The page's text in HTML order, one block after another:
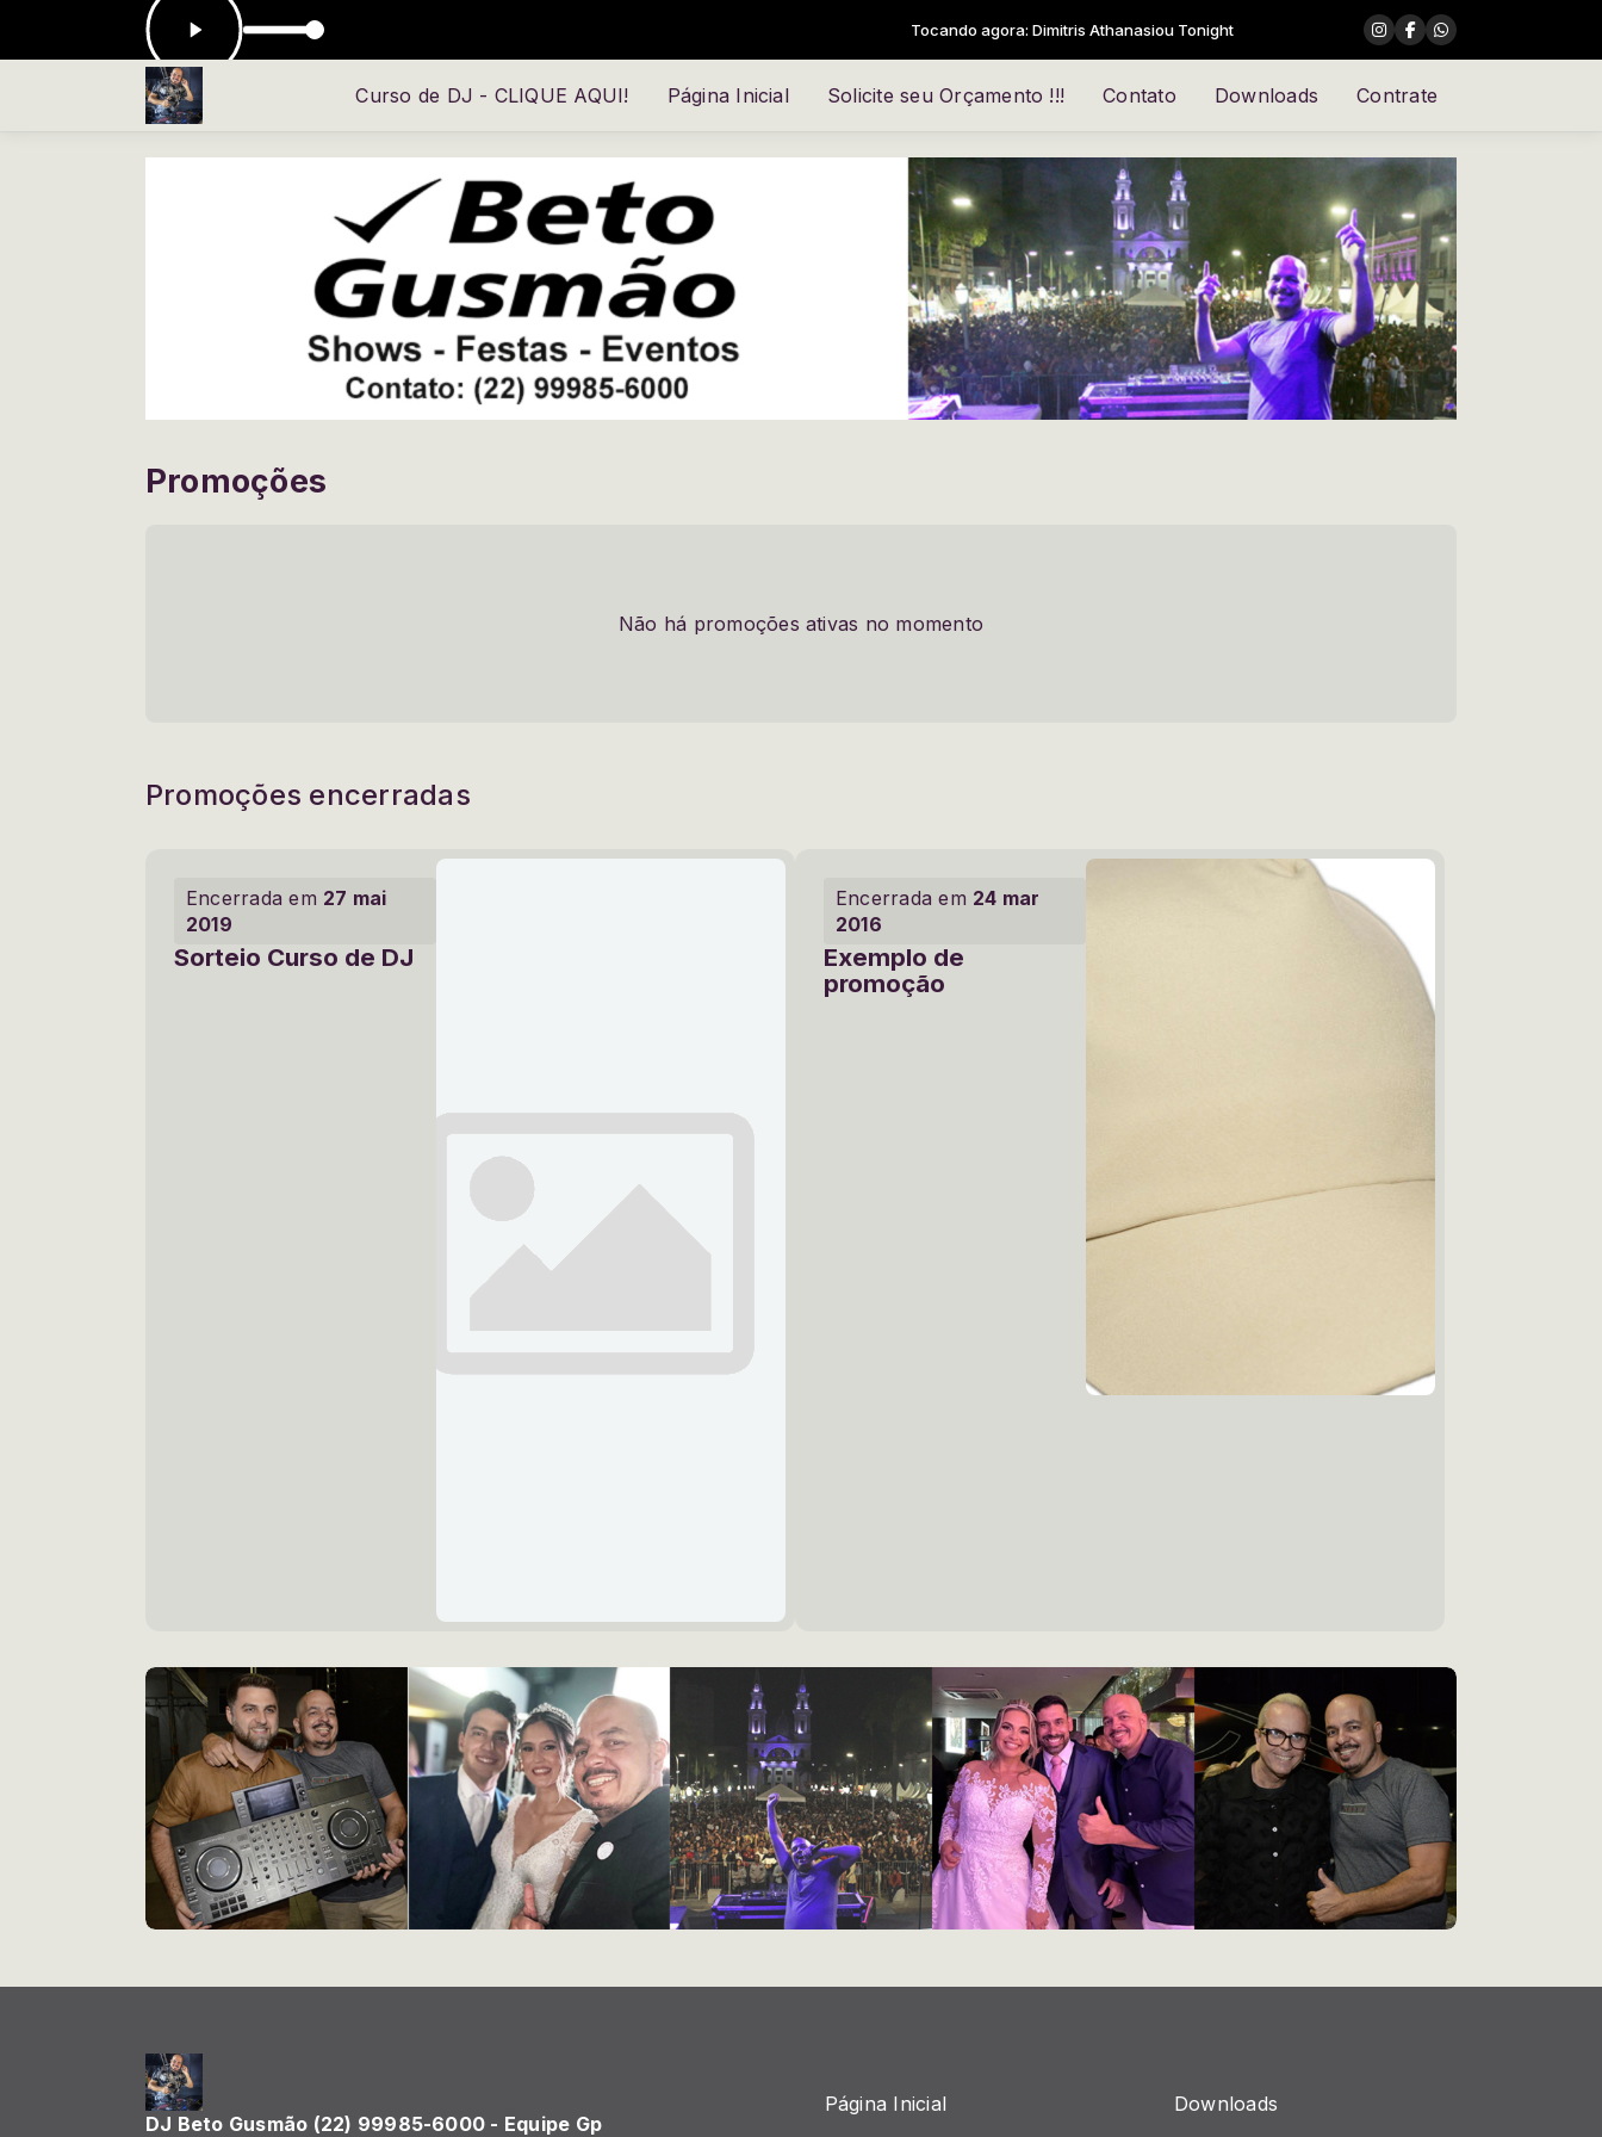
Athanasiou Tonight Tocando agora: Dimitris Athanasiou Tonight
Curso de DJ - CLIQUE AQUI! Página Inicial Solicite seu Orçamento !!! Contato Downloads Contrate
Promoções
Não há promoções ativas no momento
Promoções encerradas
Encerrada em 27 mai
2019
Sorteio Curso de DJ
Encerrada em 24 mar
2016
Exemplo de
promoção
DJ Beto Gusmão (22) 99985-6000 - Equipe Gp
Página Inicial Downloads